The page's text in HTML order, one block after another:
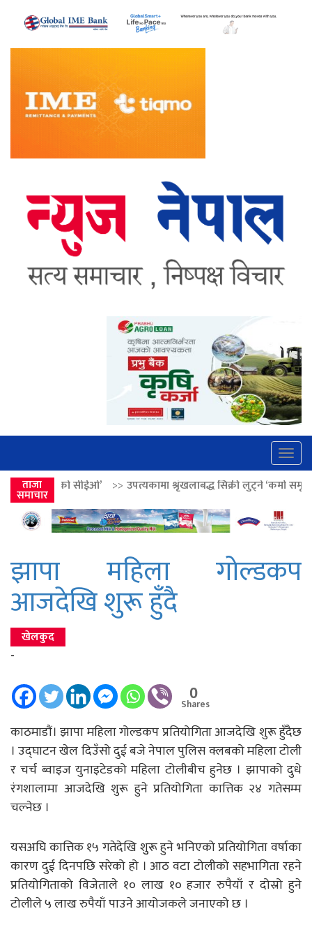
ताजा
समाचार
>>उपत्यकामा श्रृंखलाबद्ध सिक्री लुट्ने ‘कर्मा समूह’का नाइकेसहित पाँच
झापा महिला गोल्डकप
आजदेखि शुरू हुँदै
खेलकुद
-
0
Shares
काठमाडाैं। झापा महिला गोल्डकप प्रतियोगिता आजदेखि शुरू हुँदैछ
। उद्घाटन खेल दिउँसो दुई बजे नेपाल पुलिस क्लबको महिला टोली
र चर्च ब्वाइज युनाइटेडको महिला टोलीबीच हुनेछ । झापाको दुधे
रंगशालामा आजदेखि शुरू हुने प्रतियोगिता कात्तिक २४ गतेसम्म
चल्नेछ ।
यसअघि कात्तिक १५ गतेदेखि शुुरू हुने भनिएको प्रतियोगिता वर्षाका
कारण दुई दिनपछि सरेको हो । आठ वटा टोलीको सहभागिता रहने
प्रतियोगिताको विजेताले १० लाख १० हजार रुपैयाँ र दोस्रो हुने
टोलीले ५ लाख रुपैयाँ पाउने आयोजकले जनाएको छ ।